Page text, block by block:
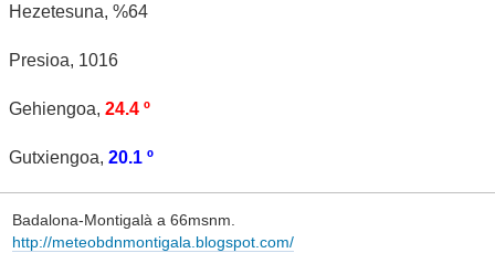
Hezetesuna, %64
Presioa, 1016
Gehiengoa, 24.4 º
Gutxiengoa, 20.1 º
Badalona-Montigalà a 66msnm.
http://meteobdnmontigala.blogspot.com/